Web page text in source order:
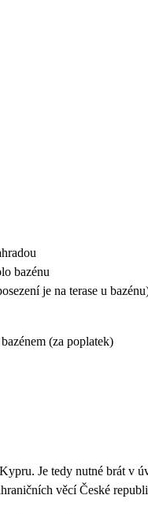
bazénu
je na terase u
(za poplatek)
Je tedy nutné brát
věcí České